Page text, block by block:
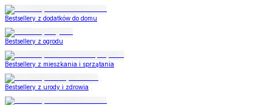
Bestsellery z dodatków do domu
Bestsellery z ogrodu
Bestsellery z mieszkania i sprzątania
Bestsellery z urody i zdrowia